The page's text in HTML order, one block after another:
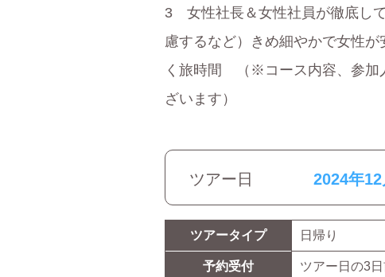
3 女性社長＆女性社員が徹底し
慮するなど）きめ細やかで女性
く旅時間 （※コース内容、参加
ざいます）
ツアー日 2024年
ツアータイプ 日帰り
予約受付 ツアー日の3